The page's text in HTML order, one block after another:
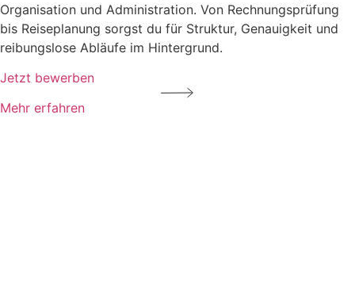
Organisation und Administration. Von Rechnungsprüfung
bis Reiseplanung sorgst du für Struktur, Genauigkeit und
reibungslose Abläufe im Hintergrund.
Jetzt bewerben
Mehr erfahren